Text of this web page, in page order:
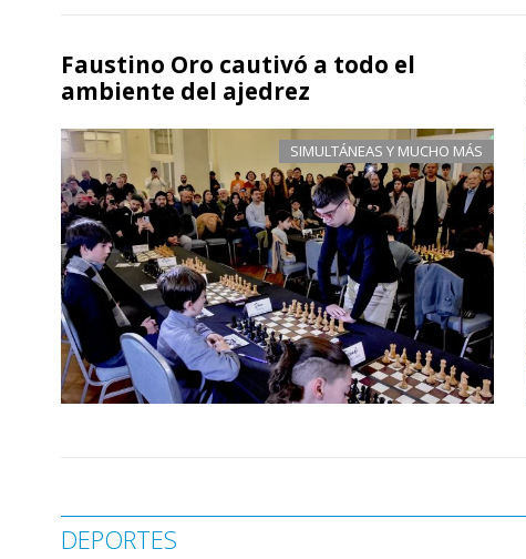
Faustino Oro cautivó a todo el
ambiente del ajedrez
SIMULTÁNEAS Y MUCHO MÁS
DEPORTES